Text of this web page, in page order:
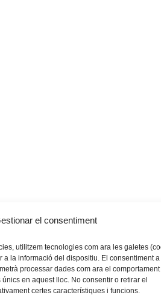
el consentiment
utilitzem tecnologies com ara les galetes
a la informació del dispositiu. El consentiment a
processar dades com ara el
en aquest lloc. No consentir o retirar el
certes característiques i funcions.